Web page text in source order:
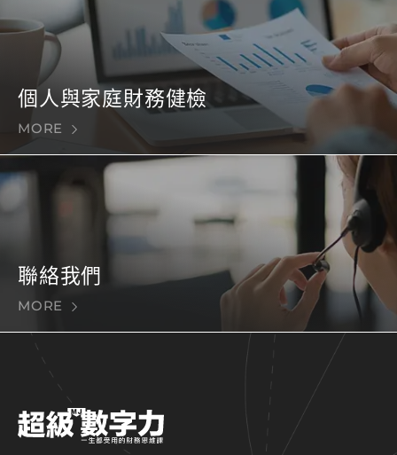
個人與家庭財務健檢
MORE
聯絡我們
MORE